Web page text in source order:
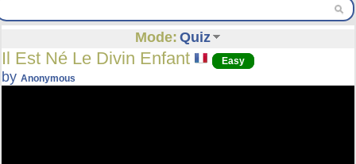
Mode: Quiz
Il Est Né Le Divin Enfant Easy
byAnonymous